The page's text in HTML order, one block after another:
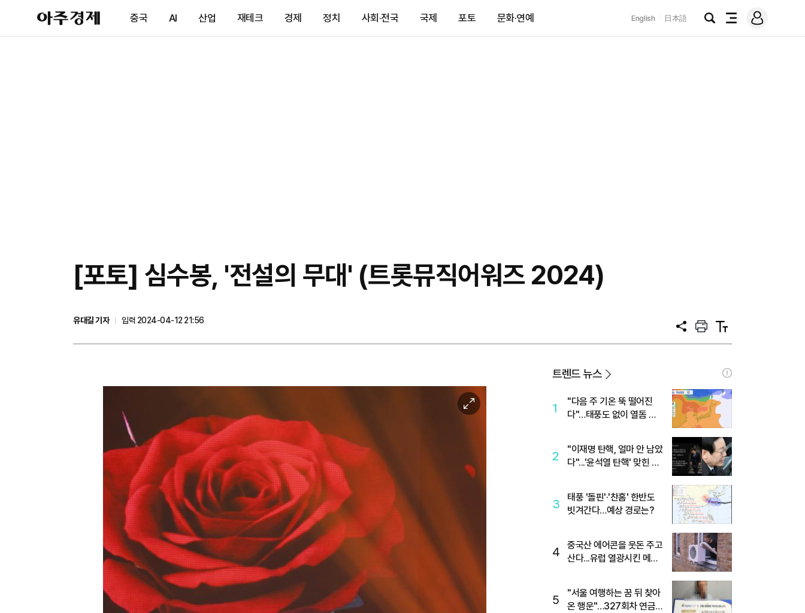
아
주
제
중국 AI 산업 재테크 경제 정치 사회·전국 국제 포토 문화·연예 English 日本語
검
전
메
그
[포토] 심수봉, '전설의 무대' (트롯뮤직어워즈 2024)
유대길 기자
입력 2024-04-12 21:56
공
프
트
텍
트
이
미
대
트렌드 뉴스
1
"다음 주 기온 뚝 떨어진
다"…태풍도 없이 열돔 박
2
"이재명 탄핵, 얼마 안 남았
다"...'윤석열 탄핵' 맞힌 무
3
태풍 '돌핀'·'찬홈' 한반도
빗겨간다…예상 경로는?
4
중국산 에어콘을 웃돈 주고
산다...유럽 열광시킨 메이
5
"서울 여행하는 꿈 뒤 찾아
온 행운"…327회차 연금